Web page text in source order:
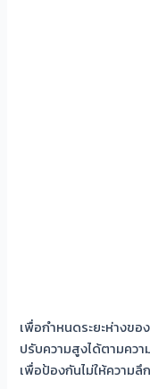
เพื่อกำหนดระยะห่างข
ปรับความสูงได้ตามคว
เพื่อป้องกันไม่ให้ความลึ